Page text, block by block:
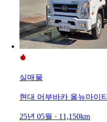
실매물
현대 어부바카 올뉴마이티
25년 05월 · 11,150km